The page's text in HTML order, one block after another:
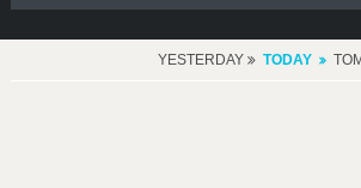
YESTERDAY TODAY